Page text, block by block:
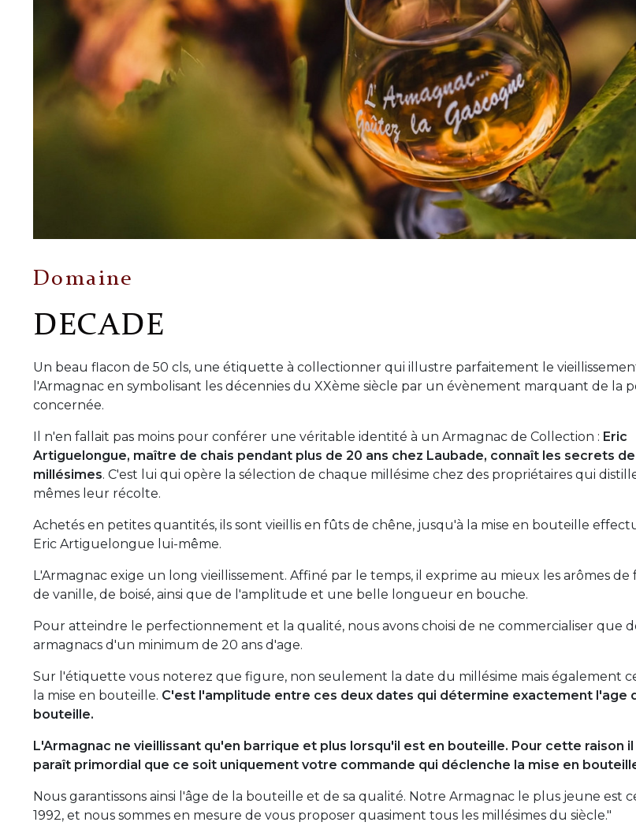
Domaine
DECADE
Un beau flacon de 50 cls, une étiquette à collectionner qui illustre parfaitement le
l'Armagnac en symbolisant les décennies du XXème siècle par un évènement marquant de la
concernée.
Il n'en fallait pas moins pour conférer une véritable identité à un Armagnac de Collection : Eric
Artiguelongue, maître de chais pendant plus de 20 ans chez Laubade, connaît les secrets
millésimes. C'est lui qui opère la sélection de chaque millésime chez des propriétaires qui
mêmes leur récolte.
Achetés en petites quantités, ils sont vieillis en fûts de chêne, jusqu'à la mise en bouteille
Eric Artiguelongue lui-même.
L'Armagnac exige un long vieillissement. Affiné par le temps, il exprime au mieux les arômes de
de vanille, de boisé, ainsi que de l'amplitude et une belle longueur en bouche.
Pour atteindre le perfectionnement et la qualité, nous avons choisi de ne commercialiser que
armagnacs d'un minimum de 20 ans d'age.
Sur l'étiquette vous noterez que figure, non seulement la date du millésime mais également
la mise en bouteille. C'est l'amplitude entre ces deux dates qui détermine exactement l'age
bouteille.
L'Armagnac ne vieillissant qu'en barrique et plus lorsqu'il est en bouteille. Pour cette raison il
paraît primordial que ce soit uniquement votre commande qui déclenche la mise en
Nous garantissons ainsi l'âge de la bouteille et de sa qualité. Notre Armagnac le plus jeune est
1992, et nous sommes en mesure de vous proposer quasiment tous les millésimes du siècle."